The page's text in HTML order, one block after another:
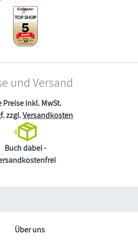
und Versand
Preise inkl. MwSt.
zzgl.Versandkosten
Buch dabei -
Über uns